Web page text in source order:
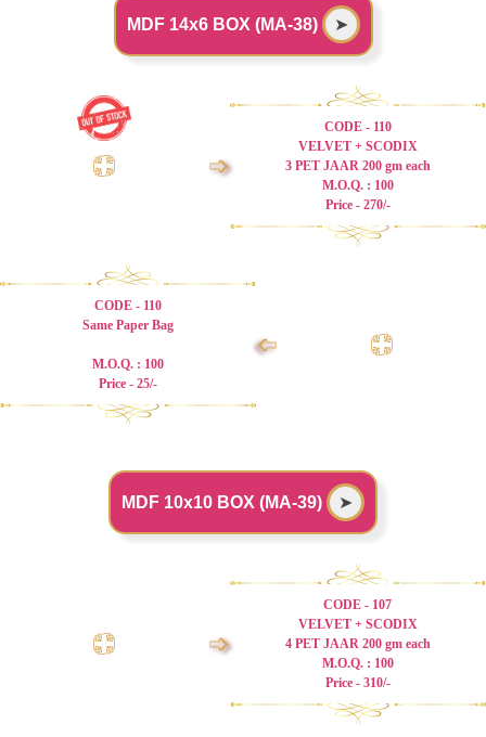
MDF 14x6 BOX (MA-38) ➤
➩
CODE - 110
VELVET + SCODIX
3 PET JAAR 200 gm each
M.O.Q. : 100
Price - 270/-
CODE - 110
Same Paper Bag
M.O.Q. : 100
Price - 25/-
➩
MDF 10x10 BOX (MA-39) ➤
➩
CODE - 107
VELVET + SCODIX
4 PET JAAR 200 gm each
M.O.Q. : 100
Price - 310/-